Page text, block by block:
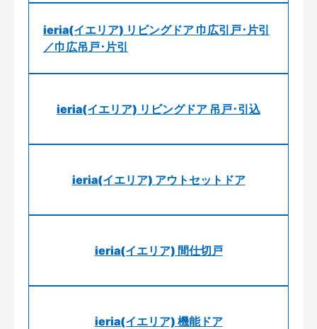
ieria(イエリア) リビングドア 巾広引戸･片引
／巾広吊戸･片引
ieria(イエリア) リビングドア 吊戸･引込
ieria(イエリア) アウトセットドア
ieria(イエリア) 間仕切戸
ieria(イエリア) 機能ドア